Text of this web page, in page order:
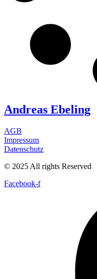
Andreas Ebeling
AGB
Impressum
Datenschutz
© 2025 All rights Reserved
Facebook-f